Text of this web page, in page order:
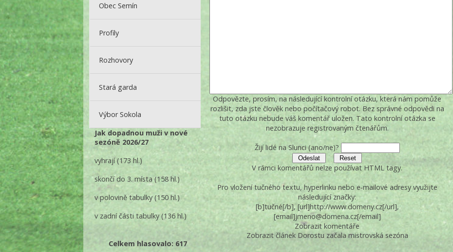
Obec Semín
Profily
Rozhovory
Stará garda
Výbor Sokola
Jak dopadnou muži v nové
sezóně 2026/27
vyhrají(173 hl.)
skončí do 3. místa(158 hl.)
v polovině tabulky(150 hl.)
v zadní části tabulky (136 hl.)
Celkem hlasovalo: 617
Odpovězte, prosím, na následující kontrolní otázku, která nám pomůže
rozlišit, zda jste člověk nebo počítačový robot. Bez správné odpovědi na
tuto otázku nebude váš komentář uložen. Tato kontrolní otázka se
nezobrazuje registrovaným čtenářům.
Žijí lidé na Slunci (ano/ne)?
V rámci komentářů nelze používat HTML tagy.
Pro vložení tučného textu, hyperlinku nebo e-mailové adresy využijte
následující značky:
[b]tučné[/b], [url]http://www.domeny.cz[/url],
[email]jmeno@domena.cz[/email]
Zobrazit komentáře
Zobrazit článek Dorostu začala mistrovská sezóna